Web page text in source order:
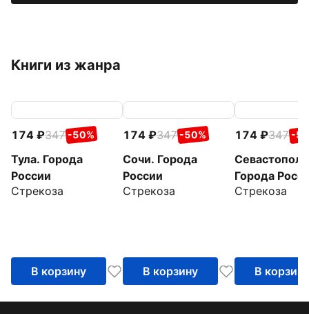
Книги из жанра
174 347 -50%
Тула. Города
России
Стрекоза
В корзину
174 347 -50%
Сочи. Города
России
Стрекоза
В корзину
174 347 -
Города
Стрекоза
В корзину